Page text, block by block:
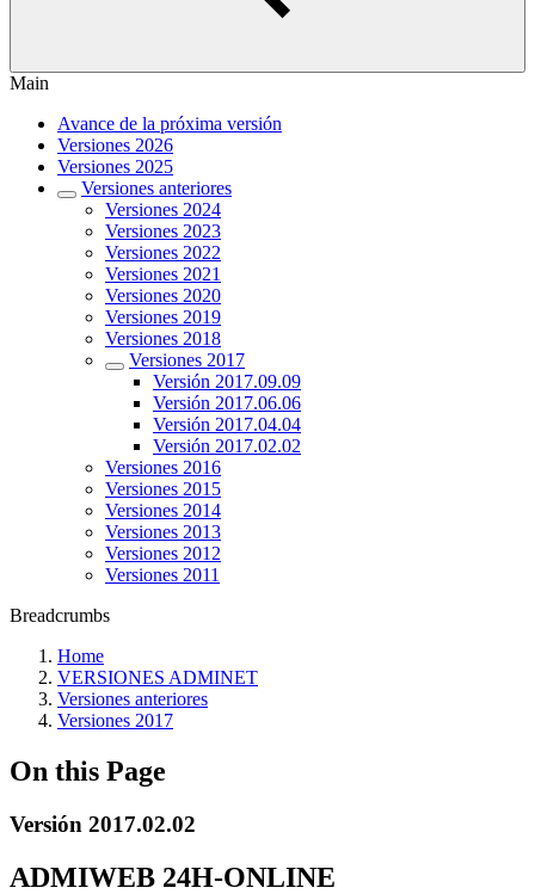
Main
Avance de la próxima versión
Versiones 2026
Versiones 2025
Versiones anteriores
Versiones 2024
Versiones 2023
Versiones 2022
Versiones 2021
Versiones 2020
Versiones 2019
Versiones 2018
Versiones 2017
Versión 2017.09.09
Versión 2017.06.06
Versión 2017.04.04
Versión 2017.02.02
Versiones 2016
Versiones 2015
Versiones 2014
Versiones 2013
Versiones 2012
Versiones 2011
Breadcrumbs
Home
VERSIONES ADMINET
Versiones anteriores
Versiones 2017
On this Page
Versión 2017.02.02
ADMIWEB 24H-ONLINE